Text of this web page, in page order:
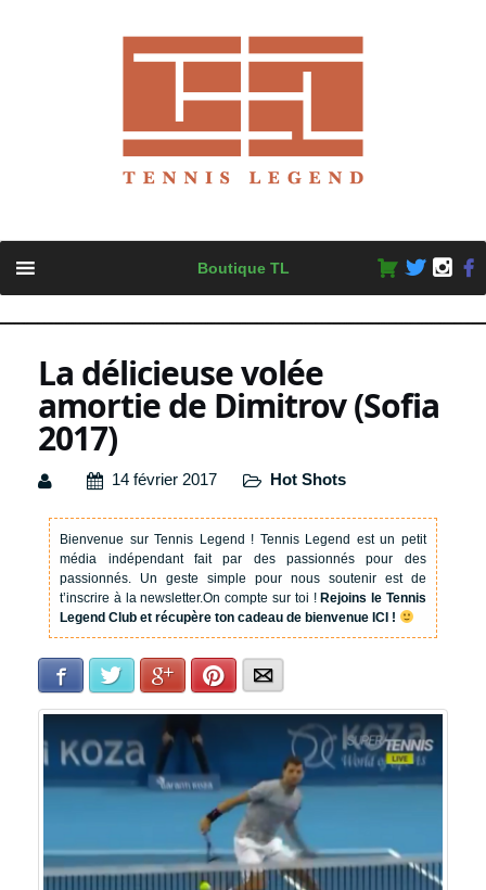
content
Boutique TL
La délicieuse volée
amortie de Dimitrov (Sofia
2017)
14 février 2017 Hot Shots
Bienvenue sur Tennis Legend ! Tennis Legend est un petit
média indépendant fait par des passionnés pour des
passionnés. Un geste simple pour nous soutenir est de
t’inscrire à la newsletter.On compte sur toi !Rejoins le Tennis
Legend Club et récupère ton cadeau de bienvenue ICI !
Facebook Twitter Google+Pinterest